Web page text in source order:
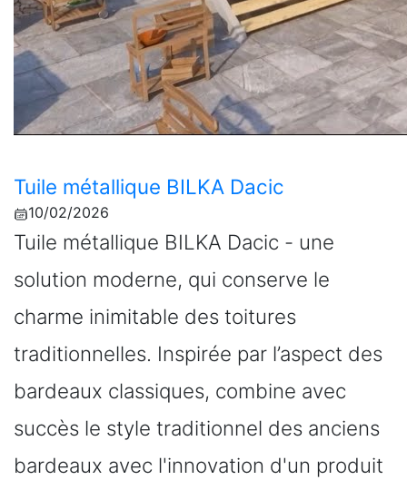
Tuile métallique BILKA Dacic
10/02/2026
Tuile métallique BILKA Dacic - une
solution moderne, qui conserve le
charme inimitable des toitures
traditionnelles. Inspirée par l’aspect des
bardeaux classiques, combine avec
succès le style traditionnel des anciens
bardeaux avec l'innovation d'un produit